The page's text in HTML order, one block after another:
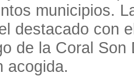
municipios.
destacado con
de la Coral Son
acogida.